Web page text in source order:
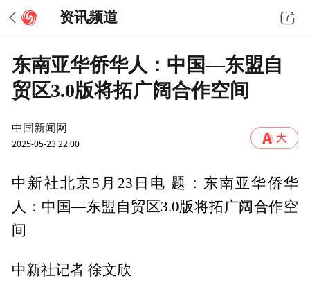
资讯频道
东南亚华侨华人：中国—东盟自
贸区3.0版将拓广阔合作空间
中国新闻网
2025-05-23 22:00
中新社北京5月23日电 题：东南亚华侨华
人：中国—东盟自贸区3.0版将拓广阔合作空
间
中新社记者 徐文欣